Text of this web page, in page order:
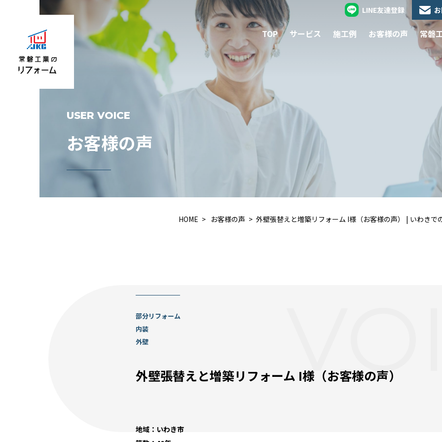
LINE友達登録
TOP サービス 施工例 お客様の声 常磐
USER VOICE
お客様の声
HOME お客様の声 外壁張替えと増築リフォーム I様（お客様の声） | いわき
部分リフォーム
内装
外壁
​​外壁張替えと増築リフォーム I様（お客様の声）
地域：いわき市